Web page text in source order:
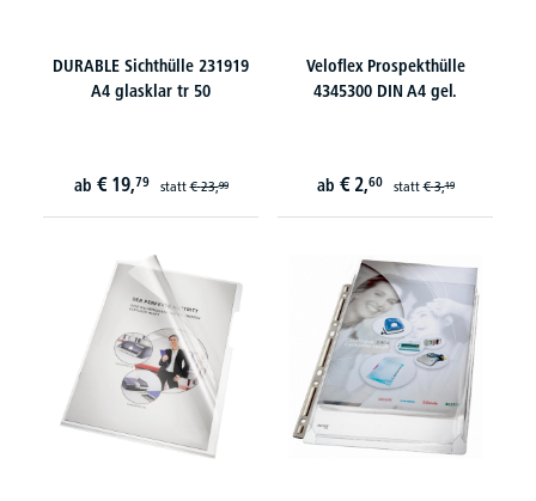
DURABLE Sichthülle 231919
A4 glasklar tr 50
ab € 19,79 statt€ 23,99
Veloflex Prospekthülle
4345300 DIN A4 gel.
ab € 2,60 statt€ 3,19